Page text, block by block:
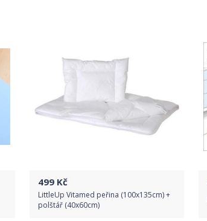
499 Kč
LittleUp Vitamed peřina (100x135cm) +
polštář (40x60cm)